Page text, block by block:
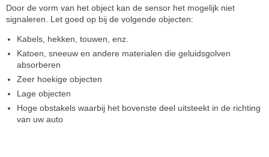
Door de vorm van het object kan de sensor het mogelijk niet
signaleren. Let goed op bij de volgende objecten:
Kabels, hekken, touwen, enz.
Katoen, sneeuw en andere materialen die geluidsgolven
absorberen
Zeer hoekige objecten
Lage objecten
Hoge obstakels waarbij het bovenste deel uitsteekt in de richting
van uw auto